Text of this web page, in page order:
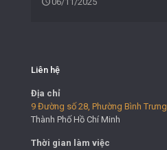
Liên hệ
Địa chỉ
9 Đường số 28, Phường Bình Trưng
Thành Phố Hồ Chí Minh
Thời gian làm việc